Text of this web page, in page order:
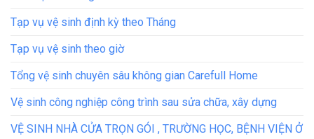
Tạp vụ vệ sinh định kỳ theo Tháng
Tạp vụ vệ sinh theo giờ
Tổng vệ sinh chuyên sâu không gian Carefull Home
Vệ sinh công nghiệp công trình sau sửa chữa, xây dựng
VỆ SINH NHÀ CỬA TRỌN GÓI , TRƯỜNG HỌC, BỆNH VIỆN Ở